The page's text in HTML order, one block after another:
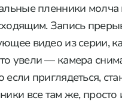
пленники
Запись
видео из серии,
увели — камера
приглядеться,
все там же, просто